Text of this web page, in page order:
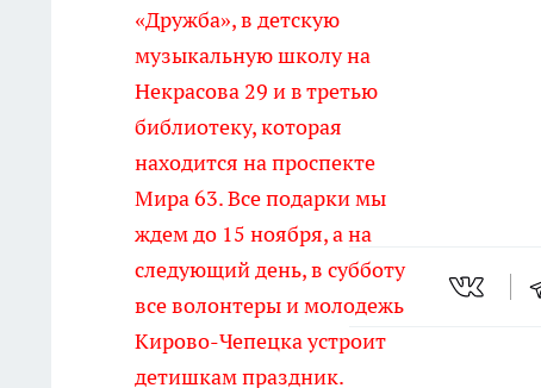
«Дружба», в детскую
музыкальную школу на
Некрасова 29 и в третью
библиотеку, которая
находится на проспекте
Мира 63. Все подарки мы
ждем до 15 ноября, а на
следующий день, в субботу
все волонтеры и молодежь
Кирово-Чепецка устроит
детишкам праздник.